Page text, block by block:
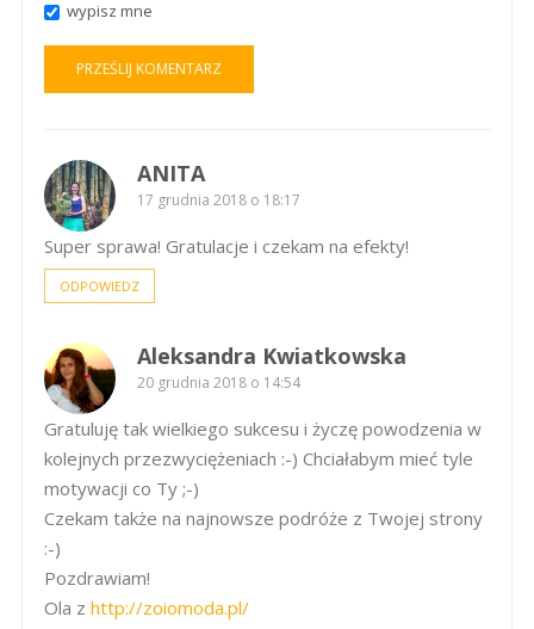
wypisz mne
ANITA
17 grudnia 2018 o 18:17
Super sprawa! Gratulacje i czekam na efekty!
ODPOWIEDZ
Aleksandra Kwiatkowska
20 grudnia 2018 o 14:54
Gratuluję tak wielkiego sukcesu i życzę powodzenia w
kolejnych przezwyciężeniach :-) Chciałabym mieć tyle
motywacji co Ty ;-)
Czekam także na najnowsze podróże z Twojej strony
:-)
Pozdrawiam!
Ola z http://zoiomoda.pl/